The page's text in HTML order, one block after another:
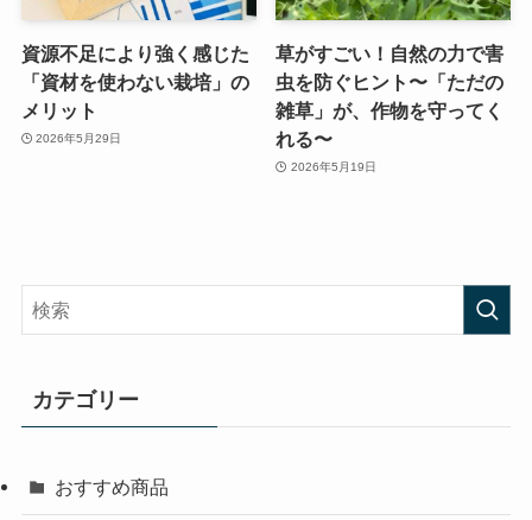
資源不足により強く感じた
「資材を使わない栽培」の
メリット
2026年5月29日
草がすごい！自然の力で害
虫を防ぐヒント〜「ただの
雑草」が、作物を守ってく
れる〜
2026年5月19日
カテゴリー
おすすめ商品